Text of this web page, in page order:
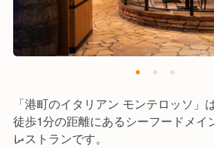
「港町のイタリアン モンテロッソ」
徒歩1分の距離にあるシーフードメイ
レストランです。